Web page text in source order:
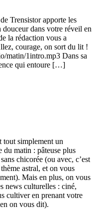
Trensistor apporte les
dans votre réveil en
la rédaction vous a
courage, on sort du lit !
matin/1intro.mp3 Dans sa
qui entoure […]
tout simplement un
du matin : pâteuse plus
chicorée (ou avec, c’est
astral, et on vous
Mais en plus, on vous
news culturelles : ciné,
cultiver en prenant votre
on vous dit).